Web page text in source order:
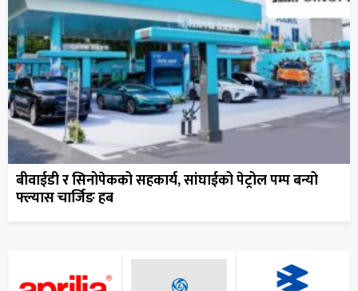
बीवाईडी र सिनोपेकको सहकार्य, सांघाईको पेट्रोल पम्प बन्यो
फ्ल्यास चार्जिङ हब